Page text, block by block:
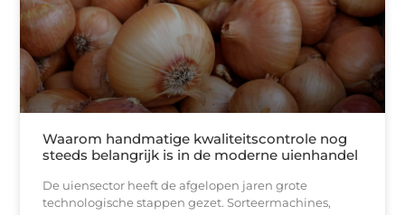
Waarom handmatige kwaliteitscontrole nog
steeds belangrijk is in de moderne uienhandel
De uiensector heeft de afgelopen jaren grote
technologische stappen gezet. Sorteermachines,